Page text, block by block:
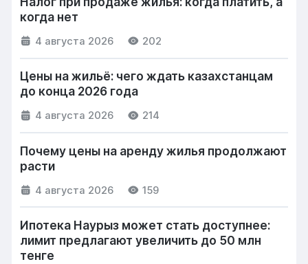
когда нет
4 августа 2026 202
Цены на жильё: чего ждать казахстанцам
до конца 2026 года
4 августа 2026 214
Почему цены на аренду жилья продолжают
расти
4 августа 2026 159
Ипотека Наурыз может стать доступнее:
лимит предлагают увеличить до 50 млн
тенге